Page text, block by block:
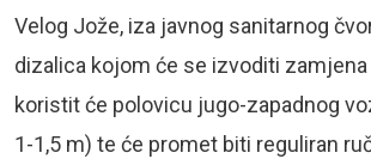
Velog Jože, iza javnog sanitarnog
dizalica kojom će se izvoditi
koristit će polovicu jugo-zapadnog
1-1,5 m) te će promet biti reguliran